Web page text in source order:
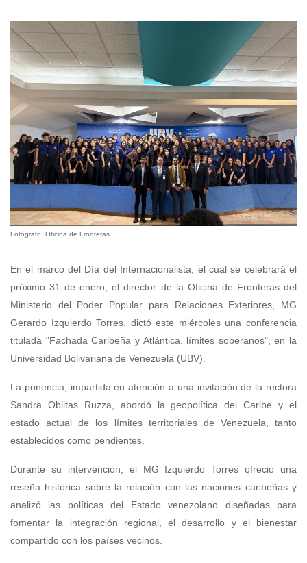
Fotógrafo: Oficina de Fronteras
En el marco del Día del Internacionalista, el cual se celebrará el
próximo 31 de enero, el director de la Oficina de Fronteras del
Ministerio del Poder Popular para Relaciones Exteriores, MG
Gerardo Izquierdo Torres, dictó este miércoles una conferencia
titulada "Fachada Caribeña y Atlántica, límites soberanos", en la
Universidad Bolivariana de Venezuela (UBV).
La ponencia, impartida en atención a una invitación de la rectora
Sandra Oblitas Ruzza, abordó la geopolítica del Caribe y el
estado actual de los límites territoriales de Venezuela, tanto
establecidos como pendientes.
Durante su intervención, el MG Izquierdo Torres ofreció una
reseña histórica sobre la relación con las naciones caribeñas y
analizó las políticas del Estado venezolano diseñadas para
fomentar la integración regional, el desarrollo y el bienestar
compartido con los países vecinos.